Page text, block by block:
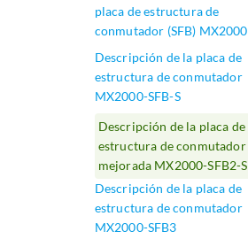
placa de estructura de
conmutador (SFB) MX2000
Descripción de la placa de
estructura de conmutador
MX2000-SFB-S
Descripción de la placa de
estructura de conmutador
mejorada MX2000-SFB2-S
Descripción de la placa de
estructura de conmutador
MX2000-SFB3